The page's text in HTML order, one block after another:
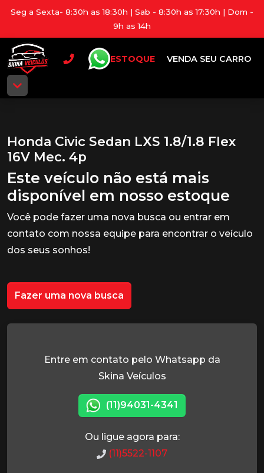
Seg a Sexta- 8:30h as 18:30h | Sab - 8:30h as 17:30h | Dom -
9h as 14h
ESTOQUE VENDA SEU CARRO
Honda Civic Sedan LXS 1.8/1.8 Flex
16V Mec. 4p
Este veículo não está mais
disponível em nosso estoque
Você pode fazer uma nova busca ou entrar em
contato com nossa equipe para encontrar o veículo
dos seus sonhos!
Fazer uma nova busca
Entre em contato pelo Whatsapp da
Skina Veículos
(11)94031-4341
Ou ligue agora para:
(11)5522-1107